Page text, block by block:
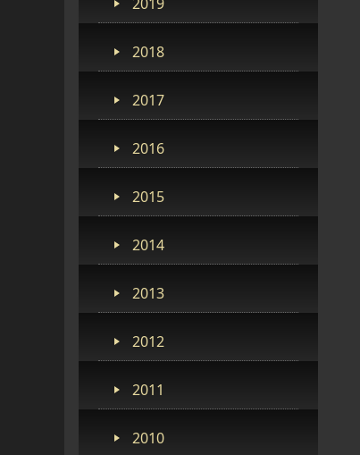
2018
2017
2016
2015
2014
2013
2012
2011
2010